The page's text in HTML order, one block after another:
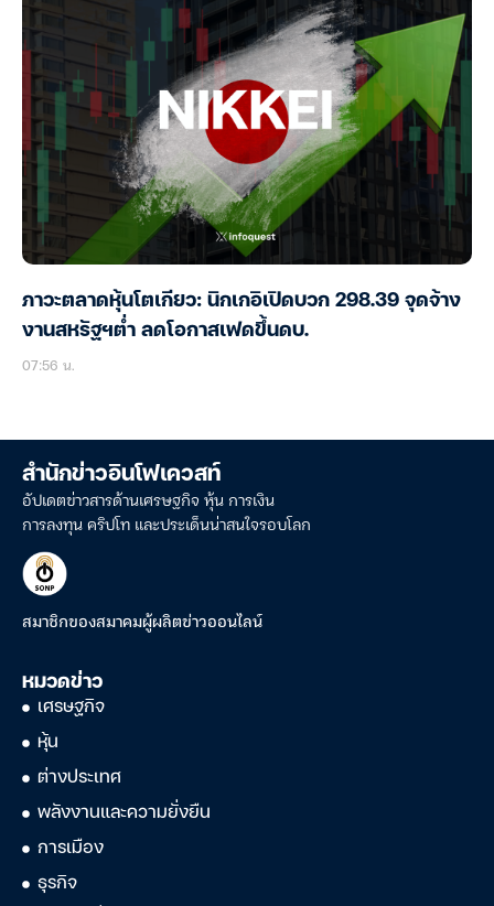
ภาวะตลาดหุ้นโตเกียว: นิกเกอิเปิดบวก 298.39 จุดจ้าง
งานสหรัฐฯต่ำ ลดโอกาสเฟดขึ้นดบ.
07:56 น.
สำนักข่าวอินโฟเควสท์
อัปเดตข่าวสารด้านเศรษฐกิจ หุ้น การเงิน
การลงทุน คริปโท และประเด็นน่าสนใจรอบโลก
สมาชิกของสมาคมผู้ผลิตข่าวออนไลน์
หมวดข่าว
เศรษฐกิจ
หุ้น
ต่างประเทศ
พลังงานและความยั่งยืน
การเมือง
ธุรกิจ